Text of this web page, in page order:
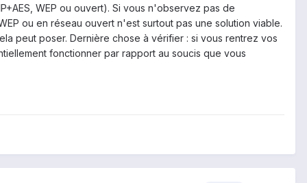
WEP ou ouvert). Si vous n'observez pas de
ou en réseau ouvert n'est surtout pas une solution viable.
peut poser. Dernière chose à vérifier : si vous rentrez vos
fonctionner par rapport au soucis que vous